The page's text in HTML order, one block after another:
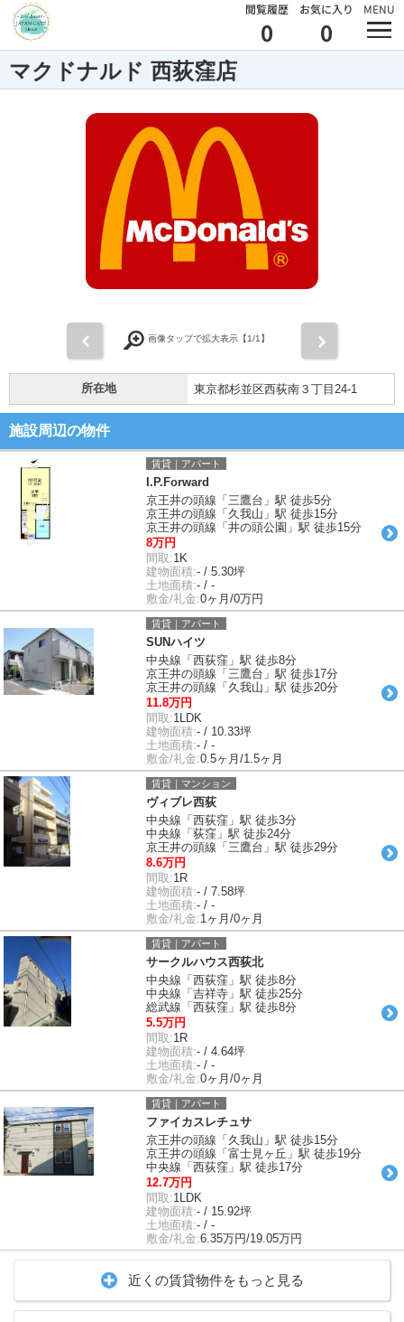
閲覧履歴
0
お気に入り
0
MENU
マクドナルド 西荻窪店
画像タップで拡大表示【1/1】
所在地 東京都杉並区西荻南３丁目24-1
施設周辺の物件
賃貸｜アパート
I.P.Forward
京王井の頭線「三鷹台」駅 徒歩5分
京王井の頭線「久我山」駅 徒歩15分
京王井の頭線「井の頭公園」駅 徒歩15分
8万円
間取:1K
建物面積:- / 5.30坪
土地面積:- / -
敷金/礼金:0ヶ月/0万円
賃貸｜アパート
SUNハイツ
中央線「西荻窪」駅 徒歩8分
京王井の頭線「三鷹台」駅 徒歩17分
京王井の頭線「久我山」駅 徒歩20分
11.8万円
間取:1LDK
建物面積:- / 10.33坪
土地面積:- / -
敷金/礼金:0.5ヶ月/1.5ヶ月
賃貸｜マンション
ヴィブレ西荻
中央線「西荻窪」駅 徒歩3分
中央線「荻窪」駅 徒歩24分
京王井の頭線「三鷹台」駅 徒歩29分
8.6万円
間取:1R
建物面積:- / 7.58坪
土地面積:- / -
敷金/礼金:1ヶ月/0ヶ月
賃貸｜アパート
サークルハウス西荻北
中央線「西荻窪」駅 徒歩8分
中央線「吉祥寺」駅 徒歩25分
総武線「西荻窪」駅 徒歩8分
5.5万円
間取:1R
建物面積:- / 4.64坪
土地面積:- / -
敷金/礼金:0ヶ月/0ヶ月
賃貸｜アパート
ファイカスレチュサ
京王井の頭線「久我山」駅 徒歩15分
京王井の頭線「富士見ヶ丘」駅 徒歩19分
中央線「西荻窪」駅 徒歩17分
12.7万円
間取:1LDK
建物面積:- / 15.92坪
土地面積:- / -
敷金/礼金:6.35万円/19.05万円
近くの賃貸物件をもっと見る